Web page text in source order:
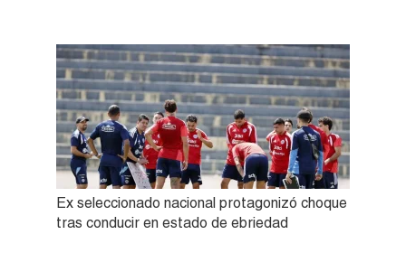
Ex seleccionado nacional protagonizó choque
tras conducir en estado de ebriedad